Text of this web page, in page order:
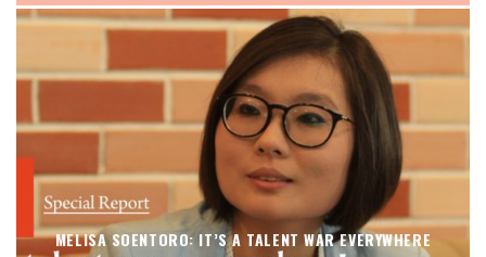
MELISA SOENTORO: IT’S A TALENT WAR EVERYWHERE